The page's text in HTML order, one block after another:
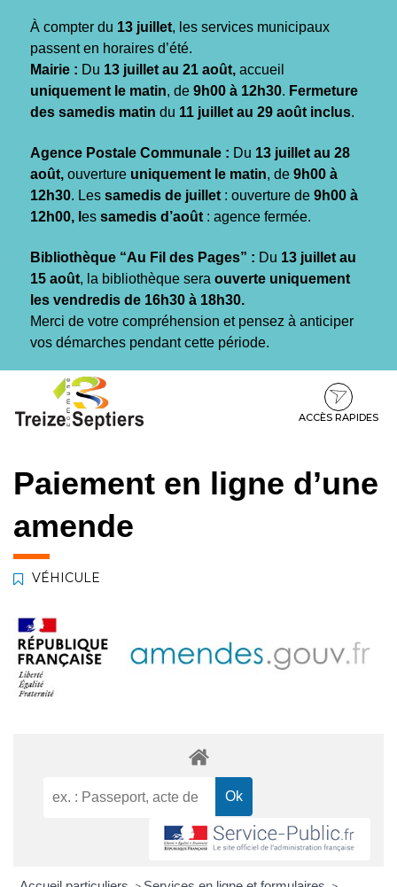
À compter du 13 juillet, les services municipaux
passent en horaires d’été.
Mairie : Du 13 juillet au 21 août, accueil
uniquement le matin, de 9h00 à 12h30. Fermeture
des samedis matin du 11 juillet au 29 août inclus.
Agence Postale Communale : Du 13 juillet au 28
août, ouverture uniquement le matin, de 9h00 à
12h30. Les samedis de juillet : ouverture de 9h00 à
12h00, l es samedis d’août : agence fermée.
Bibliothèque “Au Fil des Pages” : Du 13 juillet au
15 août, la bibliothèque sera ouverte uniquement
les vendredis de 16h30 à 18h30.
Merci de votre compréhension et pensez à anticiper
vos démarches pendant cette période.
contenu
pied
ACCÈS RAPIDES
Paiement en ligne d’une
amende
VÉHICULE